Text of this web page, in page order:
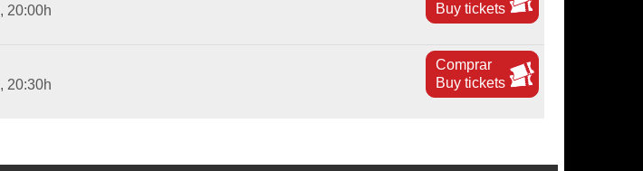
Buy tickets
, 20:00h
Comprar
Buy tickets
, 20:30h